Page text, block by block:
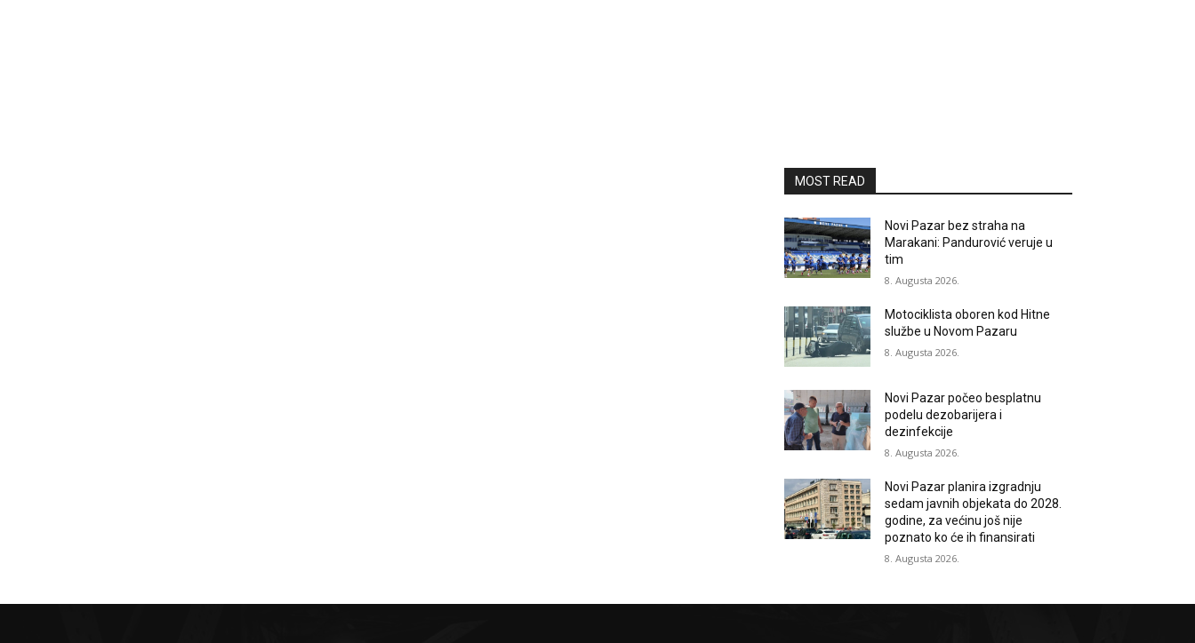
MOST READ
Novi Pazar bez straha na
Marakani: Pandurović veruje u
tim
8. Augusta 2026.
Motociklista oboren kod Hitne
službe u Novom Pazaru
8. Augusta 2026.
Novi Pazar počeo besplatnu
podelu dezobarijera i
dezinfekcije
8. Augusta 2026.
Novi Pazar planira izgradnju
sedam javnih objekata do 2028.
godine, za većinu još nije
poznato ko će ih finansirati
8. Augusta 2026.